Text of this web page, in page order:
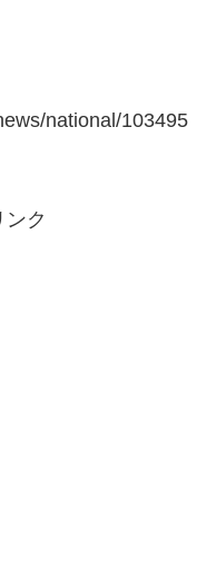
national/103495
ンク